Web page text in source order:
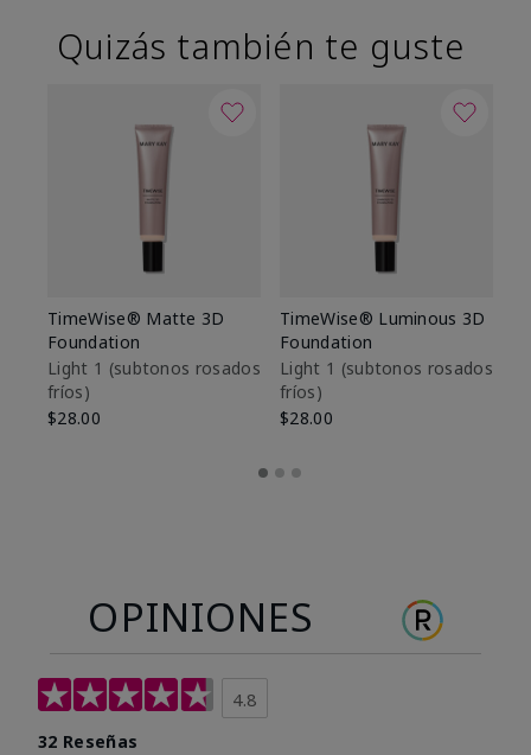
Quizás también te guste
TimeWise® Matte 3D
Foundation
Light 1​ (subtonos rosados
fríos)
$28.00
TimeWise® Luminous 3D
Foundation
Light 1​ (subtonos rosados
fríos)
$28.00
OPINIONES
4.8
32 Reseñas